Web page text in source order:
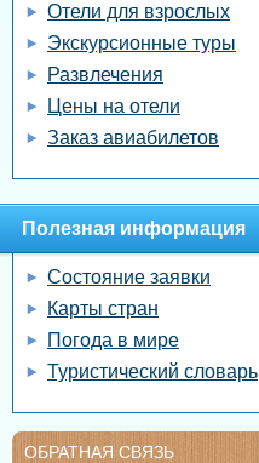
Отели для взрослых
Экскурсионные туры
Развлечения
Цены на отели
Заказ авиабилетов
Полезная информация
Состояние заявки
Карты стран
Погода в мире
Туристический словарь
ОБРАТНАЯ СВЯЗЬ